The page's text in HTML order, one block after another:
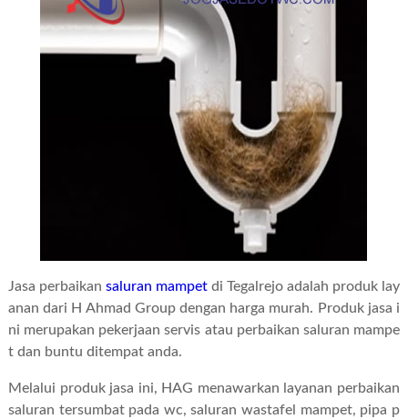
Jasa perbaikan saluran mampet di Tegalrejo adalah produk lay
anan dari H Ahmad Group dengan harga murah. Produk jasa i
ni merupakan pekerjaan servis atau perbaikan saluran mampe
t dan buntu ditempat anda.
Melalui produk jasa ini, HAG menawarkan layanan perbaikan
saluran tersumbat pada wc, saluran wastafel mampet, pipa p